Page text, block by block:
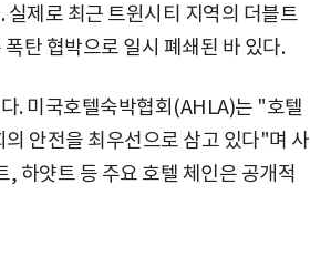
제로 최근 트윈시티 지역의 더블트
탄 협박으로 일시 폐쇄된 바 있다.
. 미국호텔숙박협회(AHLA)는 "호텔
안전을 최우선으로 삼고 있다"며 사
하얏트 등 주요 호텔 체인은 공개적